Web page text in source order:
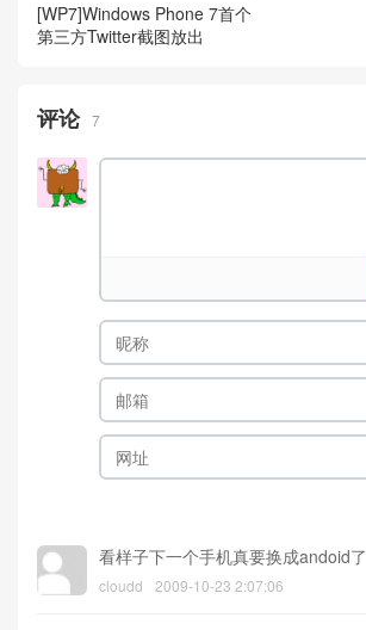
[WP7]Windows Phone 7首个
第三方Twitter截图放出
评论 7
看样子下一个手机真要换成andoid了
cloudd 2009-10-23 2:07:06